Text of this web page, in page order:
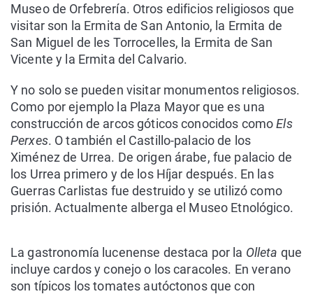
Museo de Orfebrería. Otros edificios religiosos que
visitar son la Ermita de San Antonio, la Ermita de
San Miguel de les Torrocelles, la Ermita de San
Vicente y la Ermita del Calvario.
Y no solo se pueden visitar monumentos religiosos.
Como por ejemplo la Plaza Mayor que es una
construcción de arcos góticos conocidos comoEls
Perxes. O también el Castillo-palacio de los
Ximénez de Urrea. De origen árabe, fue palacio de
los Urrea primero y de los Híjar después. En las
Guerras Carlistas fue destruido y se utilizó como
prisión. Actualmente alberga el Museo Etnológico.
La gastronomía lucenense destaca por la Olleta que
incluye cardos y conejo o los caracoles. En verano
son típicos los tomates autóctonos que con